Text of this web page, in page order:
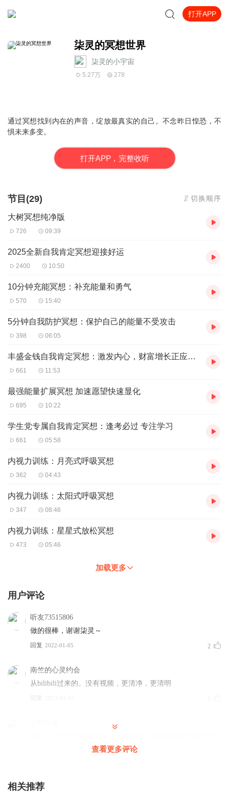
打开APP
柒灵的冥想世界
柒灵的小宇宙
5.27万 278
通过冥想找到内在的声音，绽放最真实的自己。不念昨日惶恐，不
惧未来多变。
打开APP，完整收听
节目(29) 切换顺序
大树冥想纯净版
726 09:39
2025全新自我肯定冥想迎接好运
2400 10:50
10分钟充能冥想：补充能量和勇气
570 15:40
5分钟自我防护冥想：保护自己的能量不受攻击
398 06:05
丰盛金钱自我肯定冥想：激发内心，财富增长正应手中来
661 11:53
最强能量扩展冥想 加速愿望快速显化
695 10:22
学生党专属自我肯定冥想：逢考必过 专注学习
661 05:58
内视力训练：月亮式呼吸冥想
362 04:43
内视力训练：太阳式呼吸冥想
347 08:46
内视力训练：星星式放松冥想
473 05:46
加载更多
用户评论
听友73515806
做的很棒，谢谢柒灵～
回复 2022-01-05 2
南竺的心灵约会
从bilibili过来的。没有视频，更清净，更清明
回复
哔哩哔哩，关注了，主播加油哦
查看更多评论
相关推荐